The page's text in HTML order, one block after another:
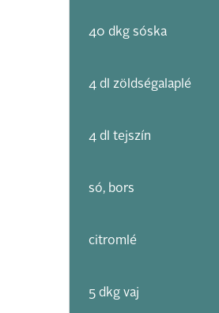
40 dkg sóska
4 dl zöldségalaplé
4 dl tejszín
só, bors
citromlé
5 dkg vaj